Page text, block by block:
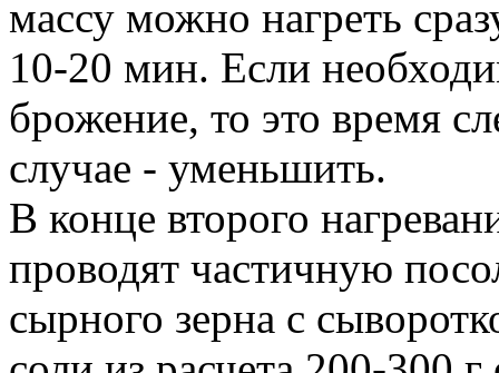
массу можно нагреть
10-20 мин. Если
брожение, то это время
случае - уменьшить.
В конце второго
проводят частичную
сырного зерна с